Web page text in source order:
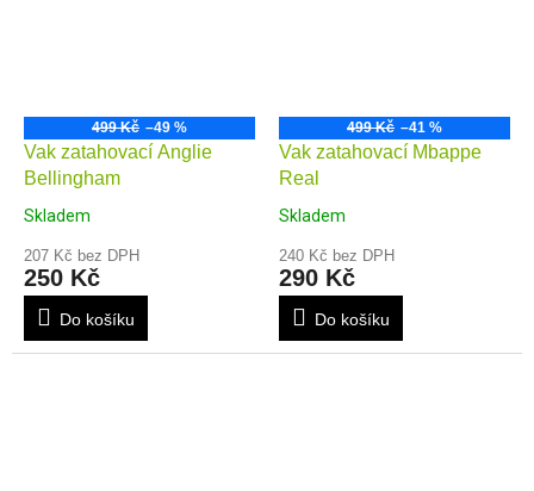
499 Kč –49 %
Vak zatahovací Anglie
Bellingham
Skladem
207 Kč bez DPH
250 Kč
Do košíku
499 Kč –41 %
Vak zatahovací Mbappe
Real
Skladem
240 Kč bez DPH
290 Kč
Do košíku